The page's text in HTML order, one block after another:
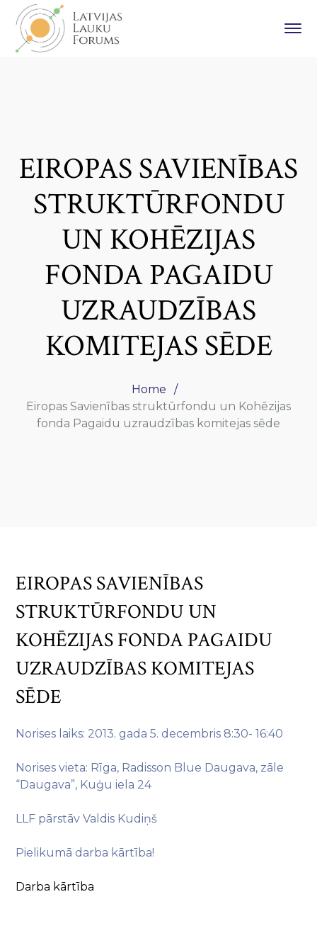
EIROPAS SAVIENĪBAS
STRUKTŪRFONDU
UN KOHĒZIJAS
FONDA PAGAIDU
UZRAUDZĪBAS
KOMITEJAS SĒDE
Home
Eiropas Savienības struktūrfondu un Kohēzijas
fonda Pagaidu uzraudzības komitejas sēde
EIROPAS SAVIENĪBAS
STRUKTŪRFONDU UN
KOHĒZIJAS FONDA PAGAIDU
UZRAUDZĪBAS KOMITEJAS
SĒDE
Norises laiks: 2013. gada 5. decembris 8:30- 16:40
Norises vieta: Rīga, Radisson Blue Daugava, zāle
“Daugava”, Kuģu iela 24
LLF pārstāv Valdis Kudiņš
Pielikumā darba kārtība!
Darba kārtība